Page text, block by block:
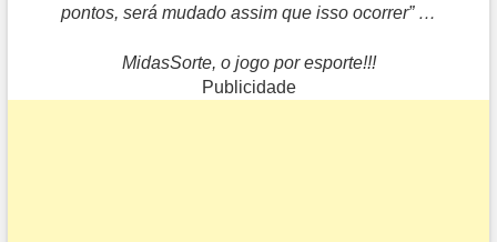
pontos, será mudado assim que isso ocorrer” …
MidasSorte, o jogo por esporte!!!
Publicidade